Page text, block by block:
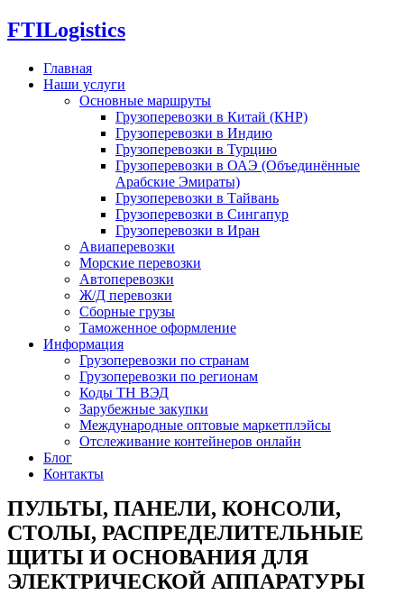
FTILogistics
Главная
Наши услуги
Основные маршруты
Грузоперевозки в Китай (КНР)
Грузоперевозки в Индию
Грузоперевозки в Турцию
Грузоперевозки в ОАЭ (Объединённые
Арабские Эмираты)
Грузоперевозки в Тайвань
Грузоперевозки в Сингапур
Грузоперевозки в Иран
Авиаперевозки
Морские перевозки
Автоперевозки
Ж/Д перевозки
Сборные грузы
Таможенное оформление
Информация
Грузоперевозки по странам
Грузоперевозки по регионам
Коды ТН ВЭД
Зарубежные закупки
Международные оптовые маркетплэйсы
Отслеживание контейнеров онлайн
Блог
Контакты
ПУЛЬТЫ, ПАНЕЛИ, КОНСОЛИ,
СТОЛЫ, РАСПРЕДЕЛИТЕЛЬНЫЕ
ЩИТЫ И ОСНОВАНИЯ ДЛЯ
ЭЛЕКТРИЧЕСКОЙ АППАРАТУРЫ